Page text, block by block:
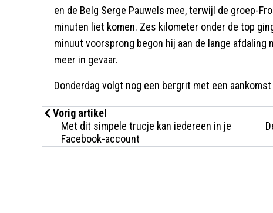
en de Belg Serge Pauwels mee, terwijl de groep-
minuten liet komen. Zes kilometer onder de top
minuut voorsprong begon hij aan de lange afdaling
meer in gevaar.
Donderdag volgt nog een bergrit met een
Vorig artikel
Met dit simpele trucje kan iedereen in je
Facebook-account